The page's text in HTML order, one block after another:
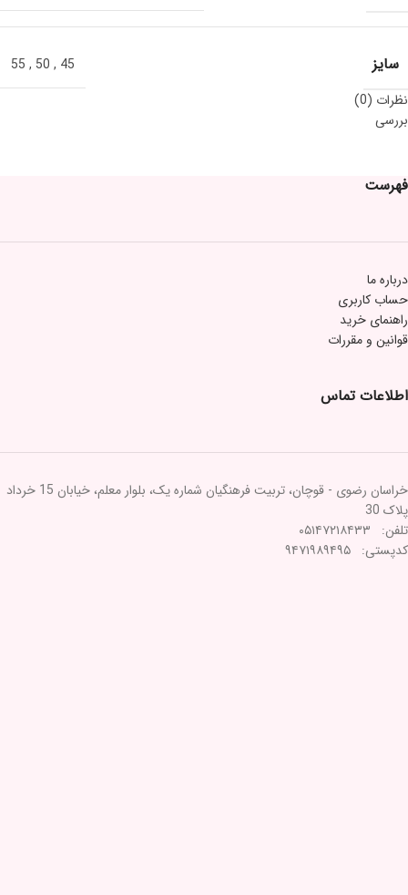
سایز 45
,
50
,
55
نظرات (0)
بررسی
فهرست
درباره ما
حساب کاربری
راهنمای خرید
قوانین و مقررات
اطلاعات تماس
خراسان رضوی - قوچان، تربیت فرهنگیان شماره یک، بلوار معلم، خیابان 15 خرداد
پلاک 30
تلفن: ۰۵۱۴۷۲۱۸۴۳۳
کدپستی: ۹۴۷۱۹۸۹۴۹۵